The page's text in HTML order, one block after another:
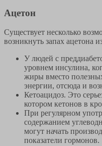
Ацетон
Существует несколько
возникнуть запах ацетона
У людей с
уровнем инсулина,
жиры вместо
энергии, отсюда и
Кетоацидоз. Это
котором кетонов в
При регулярном
содержанием
могут начать
показатели гормонов.